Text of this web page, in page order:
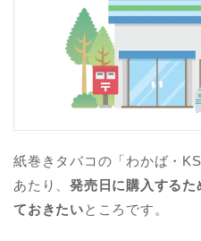
紙巻きタバコの「わかば・
あたり、発売日に購入する
ておきたいところです。